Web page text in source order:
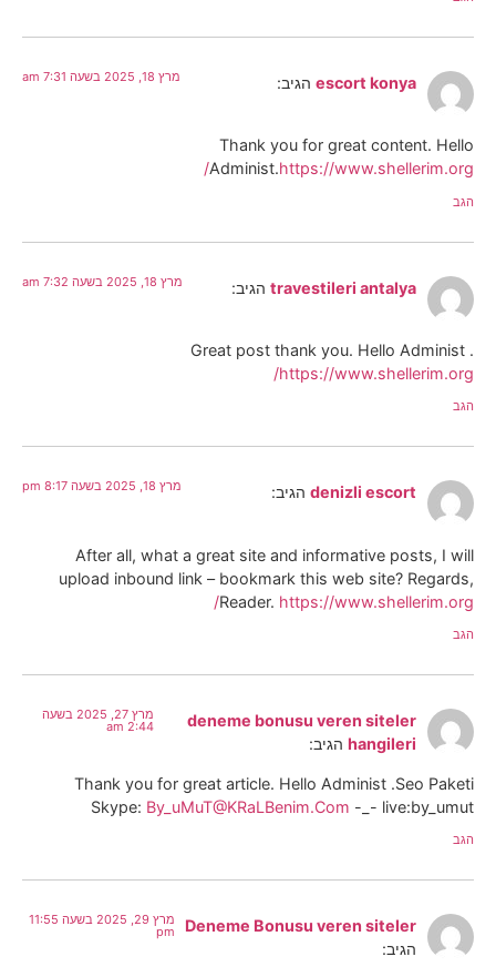
escort konya הגיב: מרץ 18, 2025 בשעה 7:31 am
Thank you for great content. Hello
Administ.https://www.shellerim.org/
הגב
travestileri antalya הגיב: מרץ 18, 2025 בשעה 7:32 am
Great post thank you. Hello Administ .
https://www.shellerim.org/
הגב
denizli escort הגיב: מרץ 18, 2025 בשעה 8:17 pm
After all, what a great site and informative posts, I will
upload inbound link – bookmark this web site? Regards,
Reader. https://www.shellerim.org/
הגב
deneme bonusu veren siteler
hangileri הגיב:
מרץ 27, 2025 בשעה
2:44 am
Thank you for great article. Hello Administ .Seo Paketi
Skype: By_uMuT@KRaLBenim.Com -_- live:by_umut
הגב
Deneme Bonusu veren siteler
הגיב:
מרץ 29, 2025 בשעה 11:55
pm